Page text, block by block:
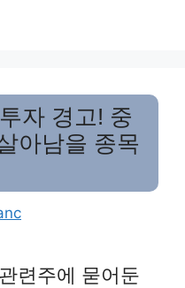
자 경고! 중
아남을 종목
련주에 묻어둔